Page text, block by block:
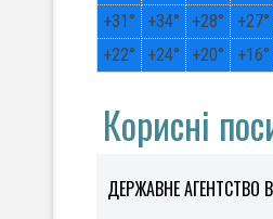
+31° +34° +28° +27°
+22° +24° +20° +16°
Корисні
ДЕРЖАВНЕ АГЕНТСТВО